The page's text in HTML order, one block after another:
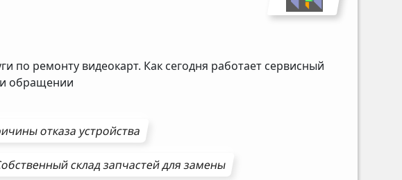
по ремонту видеокарт. Как сегодня работает сервисный
обращении
отказа устройства
склад запчастей для замены